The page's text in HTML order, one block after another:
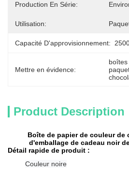
Production En Série:
Utilisation:
Capacité D'approvisionnement:
Mettre en évidence:
Product Description
Boîte de papier de couleur de
d'emballage de cadeau noir
Détail rapide de produit :
Couleur noire